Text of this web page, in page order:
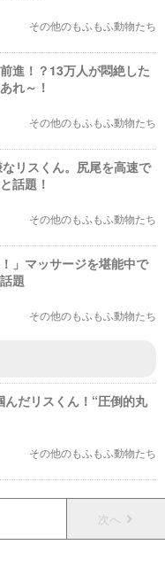
その他のもふもふ動物たち
進！？13万人が悶絶した
れ～！
その他のもふもふ動物たち
リスくん。尻尾を高速で
話題！
その他のもふもふ動物たち
」マッサージを堪能中で
題
その他のもふもふ動物たち
だリスくん！“圧倒的丸
その他のもふもふ動物たち
次へ